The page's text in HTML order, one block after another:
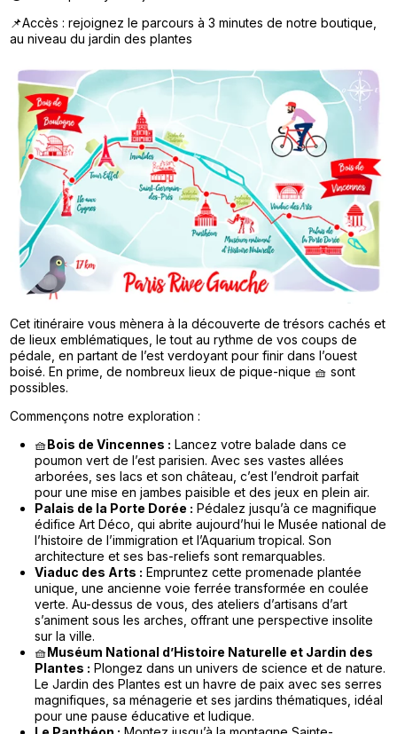
📌Accès : rejoignez le parcours à 3 minutes de notre boutique,
au niveau du jardin des plantes
Cet itinéraire vous mènera à la découverte de trésors cachés et
de lieux emblématiques, le tout au rythme de vos coups de
pédale, en partant de l’est verdoyant pour finir dans l’ouest
boisé. En prime, de nombreux lieux de pique-nique 🧺 sont
possibles.
Commençons notre exploration :
🧺Bois de Vincennes : Lancez votre balade dans ce
poumon vert de l’est parisien. Avec ses vastes allées
arborées, ses lacs et son château, c’est l’endroit parfait
pour une mise en jambes paisible et des jeux en plein air.
Palais de la Porte Dorée : Pédalez jusqu’à ce magnifique
édifice Art Déco, qui abrite aujourd’hui le Musée national de
l’histoire de l’immigration et l’Aquarium tropical. Son
architecture et ses bas-reliefs sont remarquables.
Viaduc des Arts : Empruntez cette promenade plantée
unique, une ancienne voie ferrée transformée en coulée
verte. Au-dessus de vous, des ateliers d’artisans d’art
s’animent sous les arches, offrant une perspective insolite
sur la ville.
🧺Muséum National d’Histoire Naturelle et Jardin des
Plantes : Plongez dans un univers de science et de nature.
Le Jardin des Plantes est un havre de paix avec ses serres
magnifiques, sa ménagerie et ses jardins thématiques, idéal
pour une pause éducative et ludique.